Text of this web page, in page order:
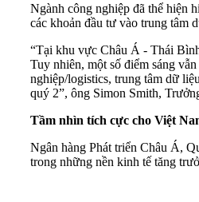
Ngành công nghiệp đã thể hiện
các khoản đầu tư vào trung tâm
“Tại khu vực Châu Á - Thái
Tuy nhiên, một số điểm sáng
nghiệp/logistics, trung tâm dữ
quý 2”, ông Simon Smith,
Tầm nhìn tích cực cho Việt
Ngân hàng Phát triển Châu Á,
trong những nền kinh tế tăng